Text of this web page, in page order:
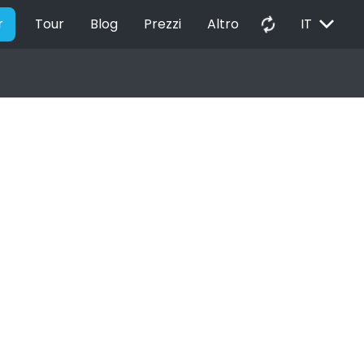
Tour Blog Prezzi Altro autorenew IT EXPAND_MORE